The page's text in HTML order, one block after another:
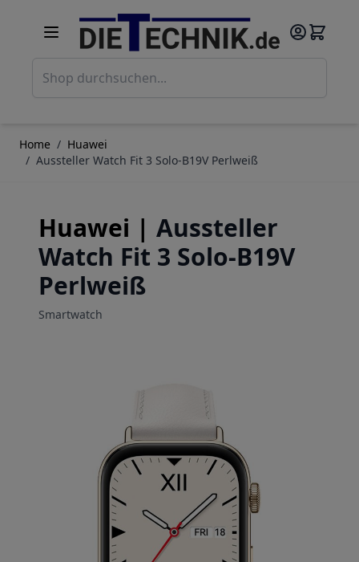
Home / Huawei
/ Aussteller Watch Fit 3 Solo-B19V Perlweiß
Huawei | Aussteller
Watch Fit 3 Solo-B19V
Perlweiß
Smartwatch